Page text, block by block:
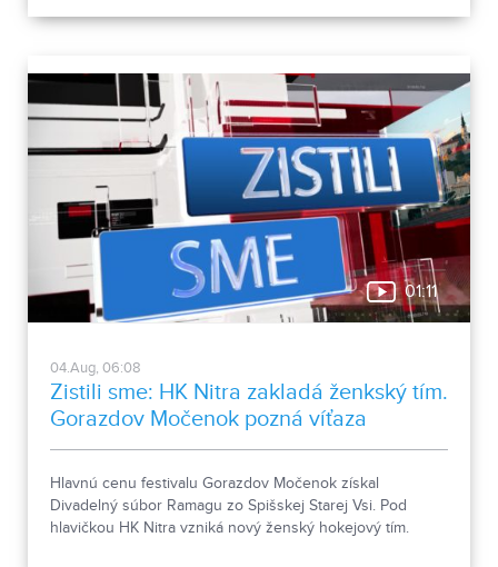
01:11
04.Aug, 06:08
Zistili sme: HK Nitra zakladá ženkský tím.
Gorazdov Močenok pozná víťaza
Hlavnú cenu festivalu Gorazdov Močenok získal
Divadelný súbor Ramagu zo Spišskej Starej Vsi. Pod
hlavičkou HK Nitra vzniká nový ženský hokejový tím.